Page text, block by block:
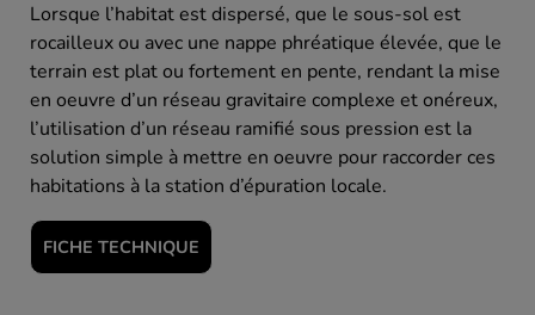
Lorsque l’habitat est dispersé, que le sous-sol est
rocailleux ou avec une nappe phréatique élevée, que le
terrain est plat ou fortement en pente, rendant la mise
en oeuvre d’un réseau gravitaire complexe et onéreux,
l’utilisation d’un réseau ramifié sous pression est la
solution simple à mettre en oeuvre pour raccorder ces
habitations à la station d’épuration locale.
FICHE TECHNIQUE